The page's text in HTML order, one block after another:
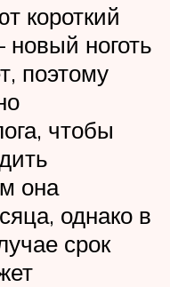
короткий
новый ноготь
поэтому
чтобы
она
однако в
срок